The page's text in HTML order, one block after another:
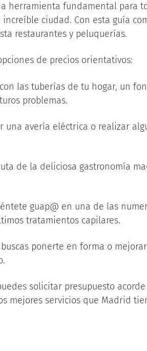
herramienta fundamental para
ciudad. Con esta guía
restaurantes y peluquerías.
de precios orientativos:
las tuberías de tu hogar, un
problemas.
una avería eléctrica o realizar
de la deliciosa gastronomía
guap@ en una de las
tratamientos capilares.
ponerte en forma o
solicitar presupuesto
mejores servicios que Madrid